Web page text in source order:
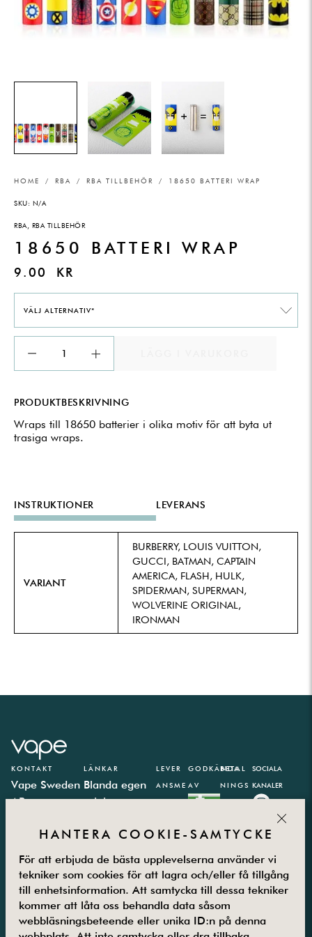
HOME / RBA / RBA TILLBEHÖR / 18650 BATTERI WRAP
SKU: N/A
RBA, RBA TILLBEHÖR
18650 BATTERI WRAP
9.00 KR
VÄLJ ALTERNATIV*
PRODUKTBESKRIVNING
Wraps till 18650 batterier i olika motiv för att byta ut
trasiga wraps.
INSTRUKTIONER LEVERANS
VARIANT
BURBERRY, LOUIS VUITTON,
GUCCI, BATMAN, CAPTAIN
AMERICA, FLASH, HULK,
SPIDERMAN, SUPERMAN,
WOLVERINE ORIGINAL,
IRONMAN
KONTAKT
Vape Sweden
AB
Hägersten
Måndag –
Fredag
08.00-16.00
LÄNKAR
Blanda egen
e-juice
kalkylator
Vanliga frågor
Kontakta oss
Om oss
Returer
LEVER
ANSME
TODER
GODKÄNDA
AV
BETAL
NINGS
PARTN
SOCIALA
KANALER
HANTERA COOKIE-SAMTYCKE
För att erbjuda de bästa upplevelserna använder vi
tekniker som cookies för att lagra och/eller få tillgång
till enhetsinformation. Att samtycka till dessa tekniker
kommer att låta oss behandla data såsom
webbläsningsbeteende eller unika ID:n på denna